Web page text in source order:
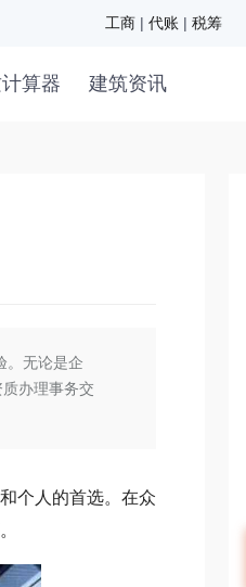
工商 | 代账 | 税筹
算器 建筑资讯
。无论是企
办理事务交
个人的首选。在众